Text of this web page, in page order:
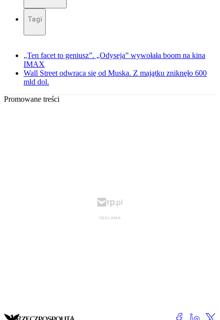
Tagi
„Ten facet to geniusz”. „Odyseja” wywołała boom na kina
IMAX
Wall Street odwraca się od Muska. Z majątku zniknęło 600
mld dol.
Promowane treści